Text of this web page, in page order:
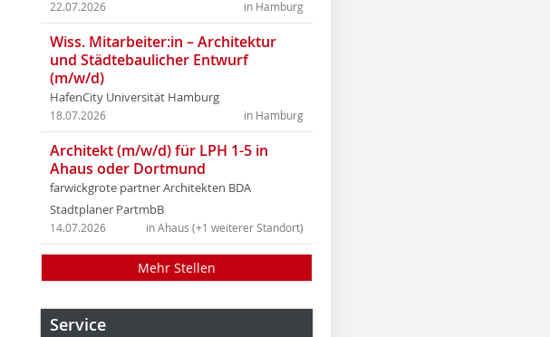
in Hamburg
22.07.2026
Wiss. Mitarbeiter:in – Architektur
und Städtebaulicher Entwurf
(m/w/d)
HafenCity Universität Hamburg
in Hamburg
18.07.2026
Architekt (m/w/d) für LPH 1-5 in
Ahaus oder Dortmund
farwickgrote partner Architekten BDA
Stadtplaner PartmbB
in Ahaus (+1 weiterer Standort)
14.07.2026
Mehr Stellen
Service